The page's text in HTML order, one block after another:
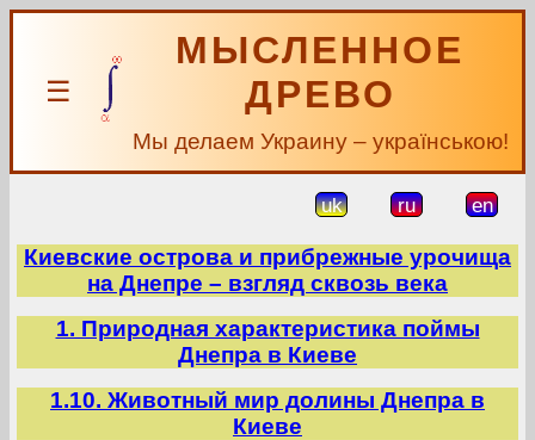
☰
МЫСЛЕННОЕ
ДРЕВО
Мы делаем Украину – українською!
uk ru en
Киевские острова и прибрежные урочища
на Днепре – взгляд сквозь века
1. Природная характеристика поймы
Днепра в Киеве
1.10. Животный мир долины Днепра в
Киеве